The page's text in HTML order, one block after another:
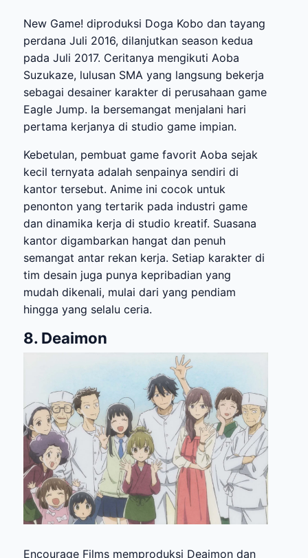
New Game! diproduksi Doga Kobo dan tayang
perdana Juli 2016, dilanjutkan season kedua
pada Juli 2017. Ceritanya mengikuti Aoba
Suzukaze, lulusan SMA yang langsung bekerja
sebagai desainer karakter di perusahaan game
Eagle Jump. Ia bersemangat menjalani hari
pertama kerjanya di studio game impian.
Kebetulan, pembuat game favorit Aoba sejak
kecil ternyata adalah senpainya sendiri di
kantor tersebut. Anime ini cocok untuk
penonton yang tertarik pada industri game
dan dinamika kerja di studio kreatif. Suasana
kantor digambarkan hangat dan penuh
semangat antar rekan kerja. Setiap karakter di
tim desain juga punya kepribadian yang
mudah dikenali, mulai dari yang pendiam
hingga yang selalu ceria.
8. Deaimon
Encourage Films memproduksi Deaimon dan